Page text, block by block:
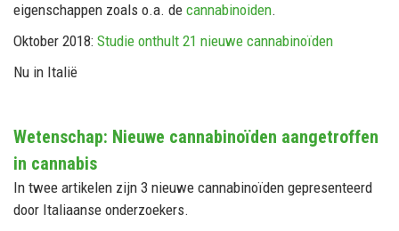
eigenschappen zoals o.a. de cannabinoiden.
Oktober 2018: Studie onthult 21 nieuwe cannabinoïden
Nu in Italië
Wetenschap: Nieuwe cannabinoïden aangetroffen
in cannabis
In twee artikelen zijn 3 nieuwe cannabinoïden gepresenteerd
door Italiaanse onderzoekers.